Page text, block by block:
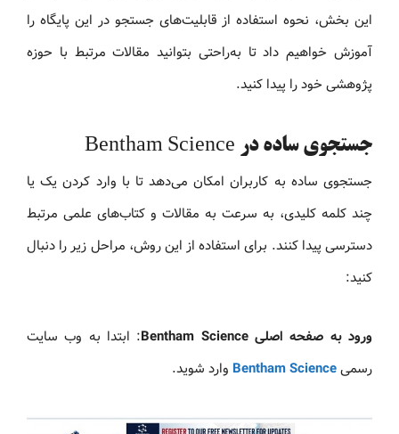
این بخش، نحوه استفاده از قابلیت‌های جستجو در این پایگاه را
آموزش خواهیم داد تا به‌راحتی بتوانید مقالات مرتبط با حوزه
پژوهشی خود را پیدا کنید.
جستجوی ساده در Bentham Science
جستجوی ساده به کاربران امکان می‌دهد تا با وارد کردن یک یا
چند کلمه کلیدی، به سرعت به مقالات و کتاب‌های علمی مرتبط
دسترسی پیدا کنند. برای استفاده از این روش، مراحل زیر را دنبال
کنید:
ورود به صفحه اصلی Bentham Science
: ابتدا به وب‌ سایت
رسمیBentham Science وارد شوید.